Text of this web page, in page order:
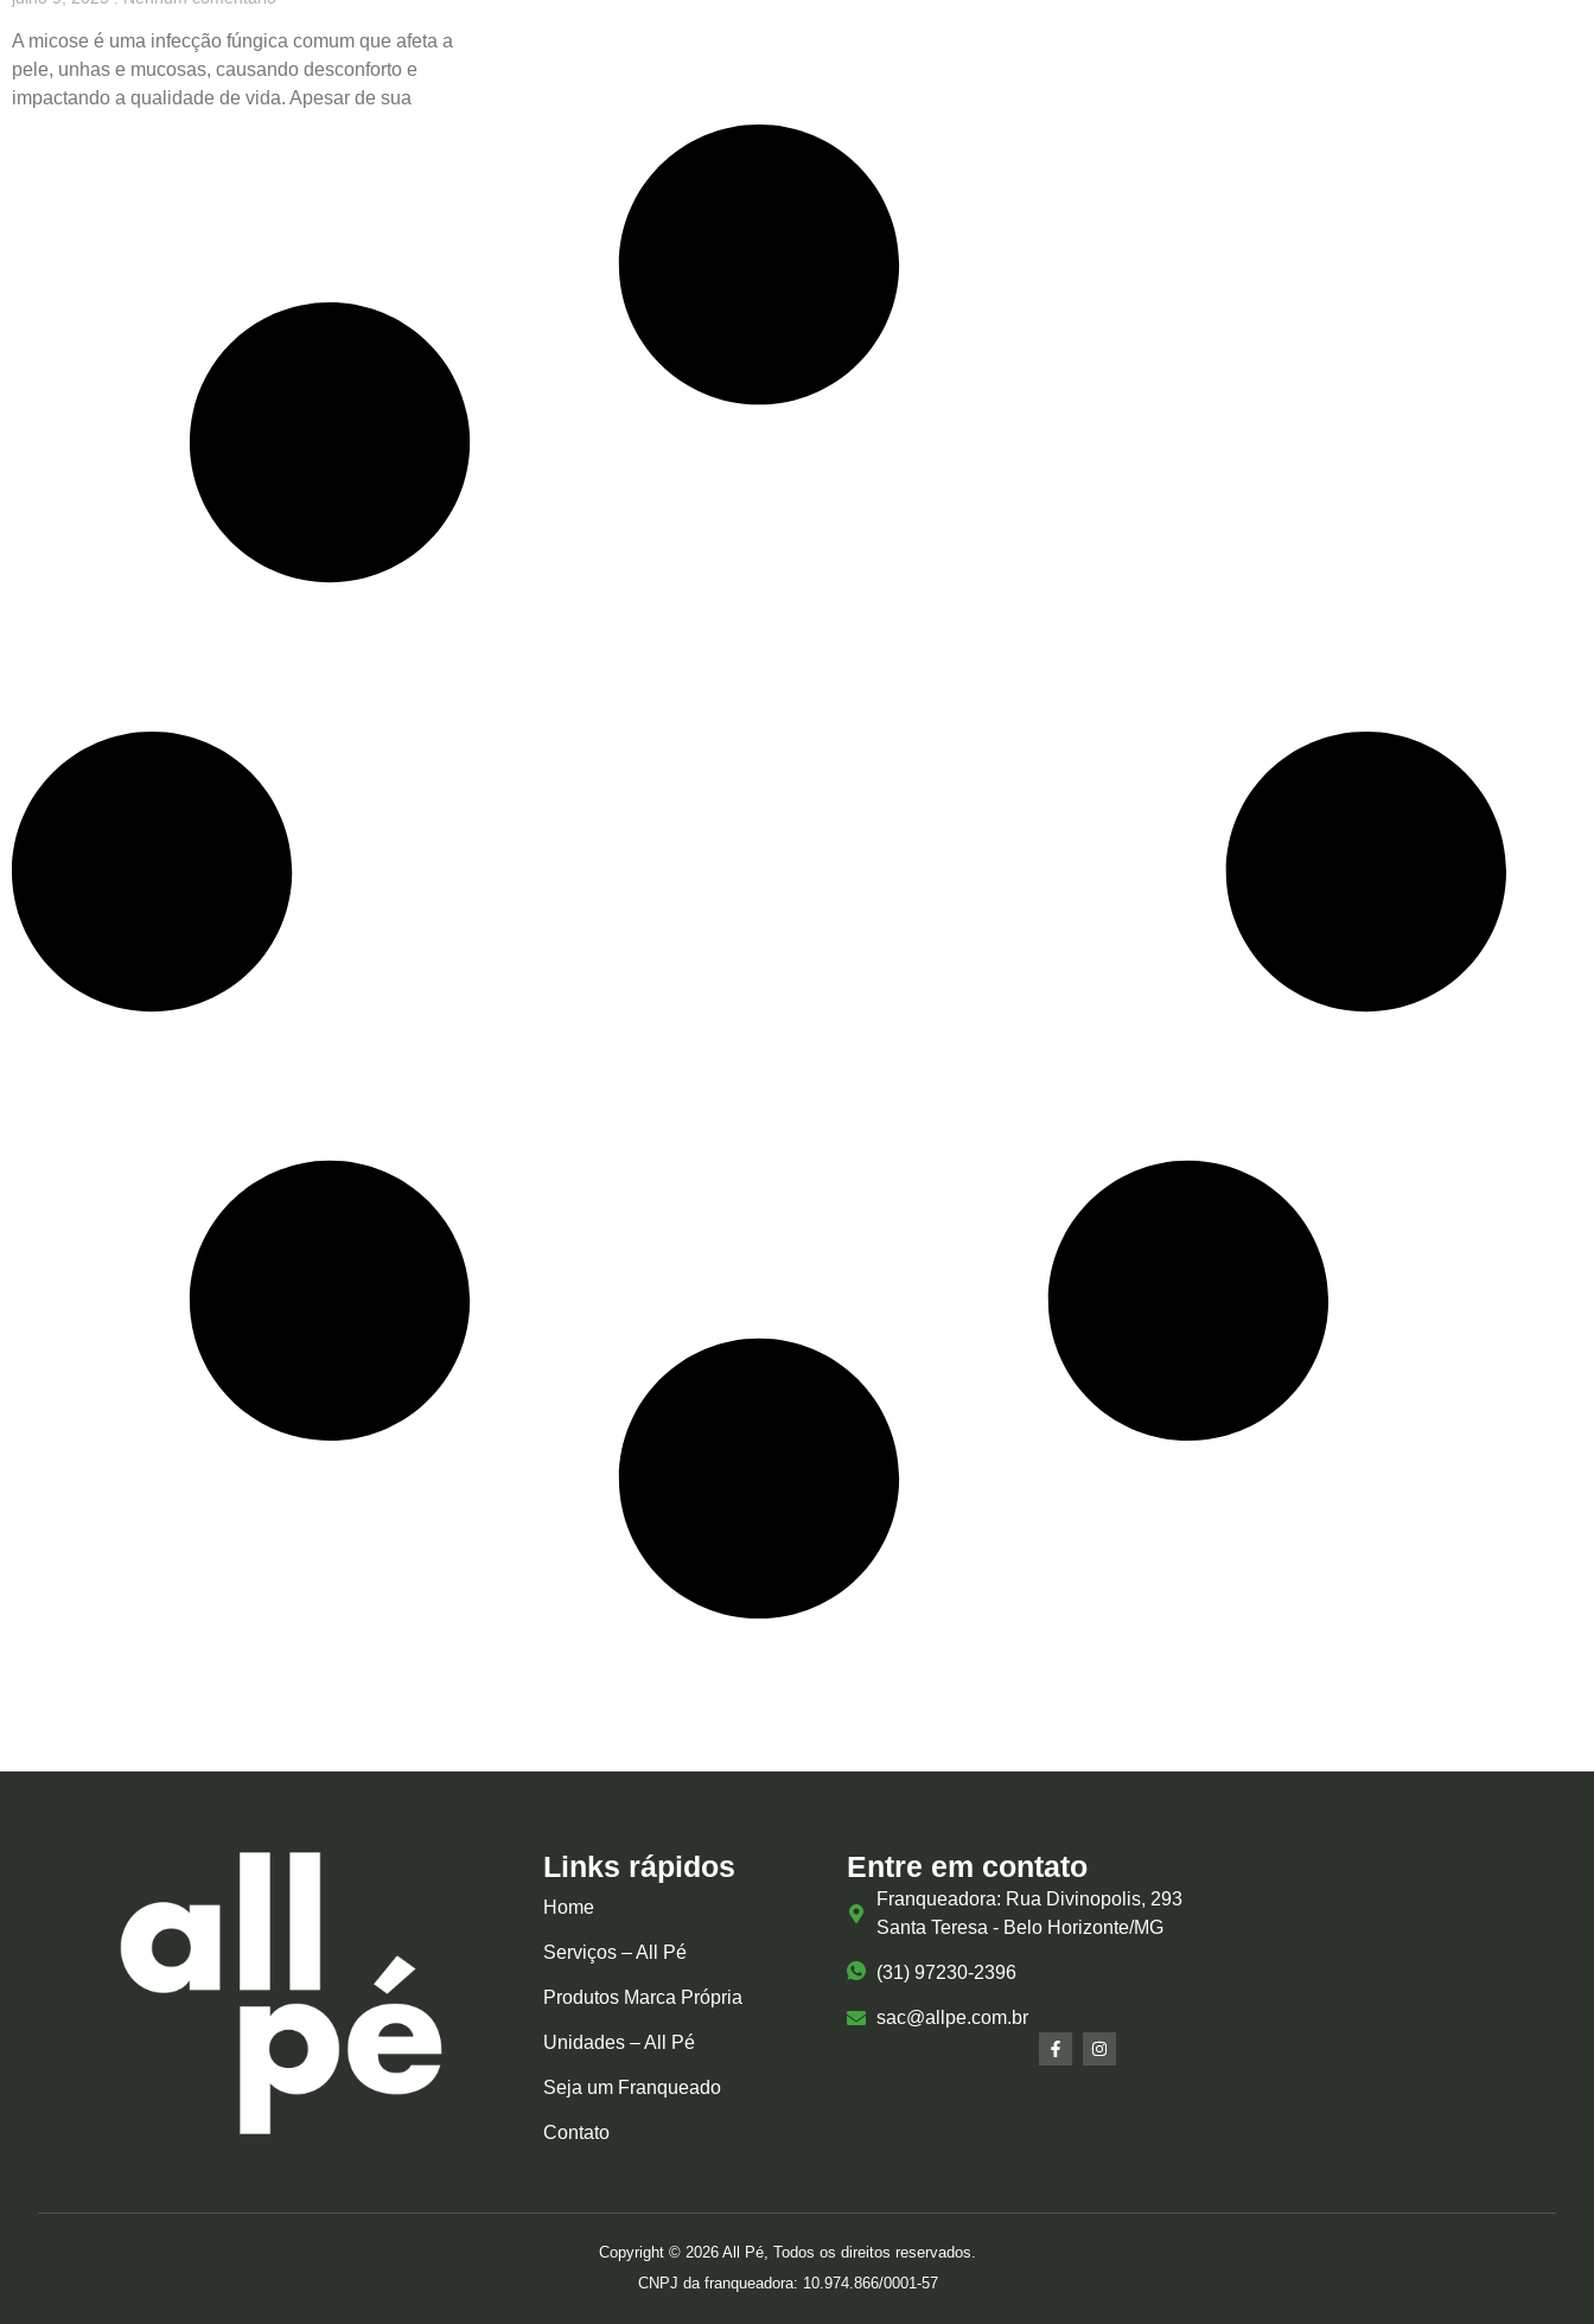
A micose é uma infecção fúngica comum que afeta a
pele, unhas e mucosas, causando desconforto e
impactando a qualidade de vida. Apesar de sua
Links rápidos
Home
Serviços – All Pé
Produtos Marca Própria
Unidades – All Pé
Seja um Franqueado
Contato
Entre em contato
Franqueadora: Rua Divinopolis, 293
Santa Teresa - Belo Horizonte/MG
(31) 97230-2396
sac@allpe.com.br
Copyright © 2026 All Pé, Todos os direitos reservados.
CNPJ da franqueadora: 10.974.866/0001-57